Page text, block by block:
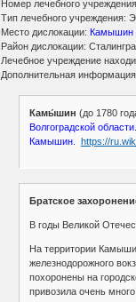
Номер лечебного
Тип лечебного учреждения:
Место дислокации: Камышин
Район дислокации:
Лечебное учреждение
Дополнительная
Камы́шин (до 1780
Волгоградской области.
Камышин.
https://
Братское
В годы Великой
На территории
железнодорожного
похоронены на
привозила очень много.